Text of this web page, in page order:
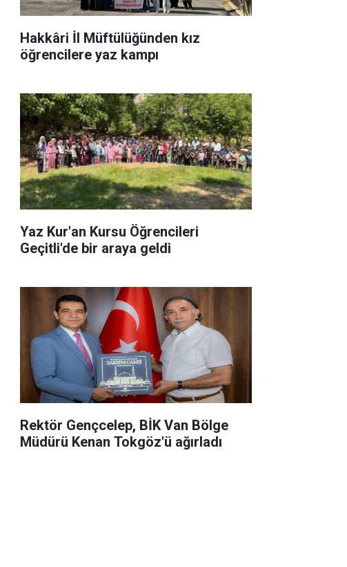
Hakkâri İl Müftülüğünden kız
öğrencilere yaz kampı
Yaz Kur'an Kursu Öğrencileri
Geçitli'de bir araya geldi
Rektör Gençcelep, BİK Van Bölge
Müdürü Kenan Tokgöz'ü ağırladı